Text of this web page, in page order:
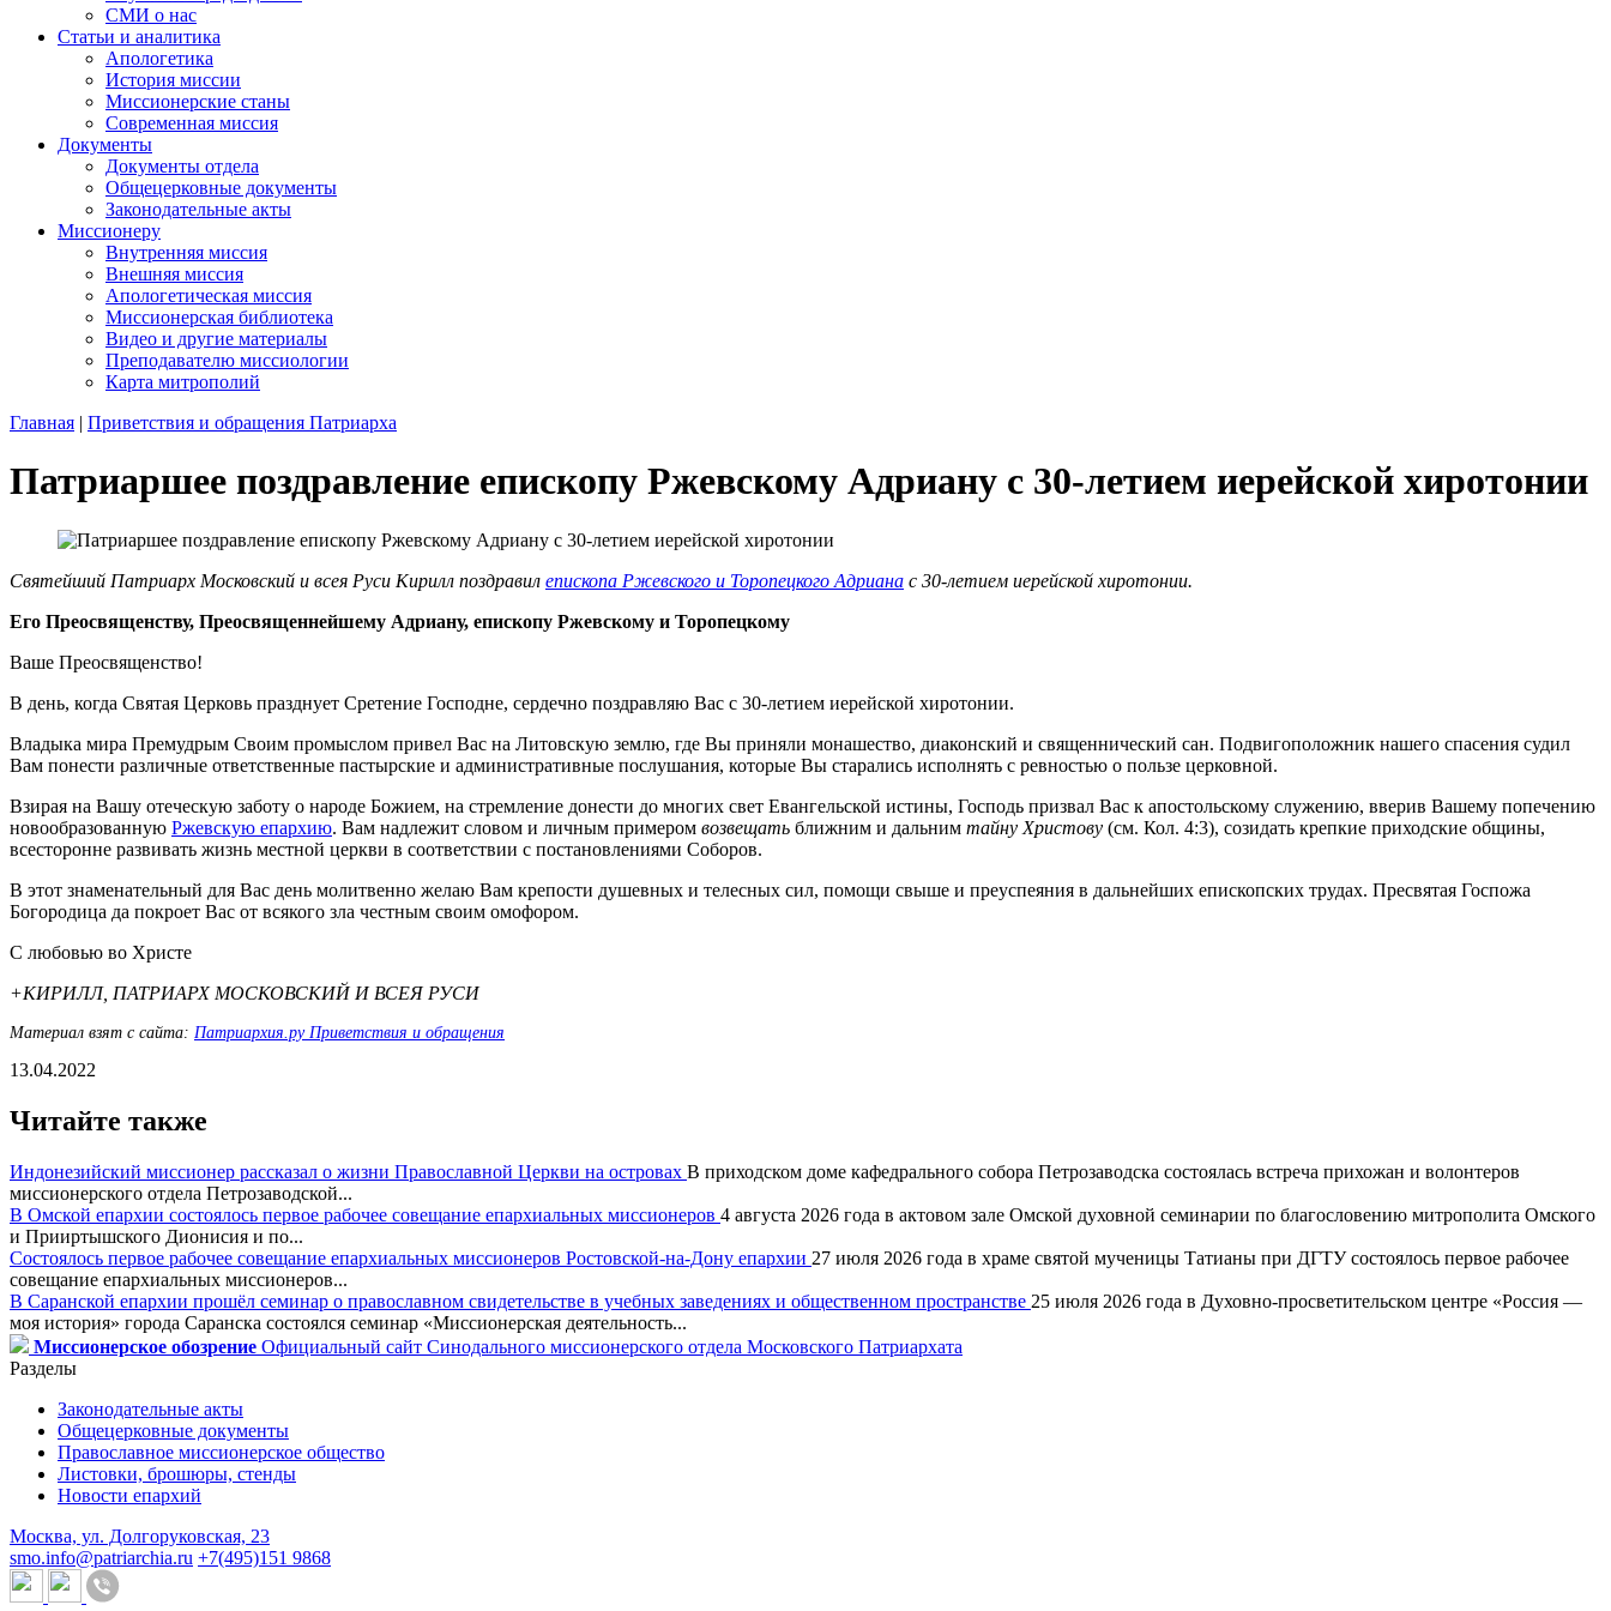
СМИ о нас
Статьи и аналитика
Апологетика
История миссии
Миссионерские станы
Современная миссия
Документы
Документы отдела
Общецерковные документы
Законодательные акты
Миссионеру
Внутренняя миссия
Внешняя миссия
Апологетическая миссия
Миссионерская библиотека
Видео и другие материалы
Преподавателю миссиологии
Карта митрополий
Главная | Приветствия и обращения Патриарха
Патриаршее поздравление епископу Ржевскому Адриану с 30-летием иерейской хиротонии
Святейший Патриарх Московский и всея Руси Кирилл поздравил епископа Ржевского и Торопецкого Адриана с 30-летием иерейской хиротонии.
Его Преосвященству, Преосвященнейшему Адриану, епископу Ржевскому и Торопецкому
Ваше Преосвященство!
В день, когда Святая Церковь празднует Сретение Господне, сердечно поздравляю Вас с 30-летием иерейской хиротонии.
Владыка мира Премудрым Своим промыслом привел Вас на Литовскую землю, где Вы приняли монашество, диаконский и священнический сан. Подвигоположник нашего спасения судил
Вам понести различные ответственные пастырские и административные послушания, которые Вы старались исполнять с ревностью о пользе церковной.
Взирая на Вашу отеческую заботу о народе Божием, на стремление донести до многих свет Евангельской истины, Господь призвал Вас к апостольскому служению, вверив Вашему попечению
новообразованную Ржевскую епархию. Вам надлежит словом и личным примером возвещать ближним и дальним тайну Христову (см. Кол. 4:3), созидать крепкие приходские общины,
всесторонне развивать жизнь местной церкви в соответствии с постановлениями Соборов.
В этот знаменательный для Вас день молитвенно желаю Вам крепости душевных и телесных сил, помощи свыше и преуспеяния в дальнейших епископских трудах. Пресвятая Госпожа
Богородица да покроет Вас от всякого зла честным своим омофором.
С любовью во Христе
+КИРИЛЛ, ПАТРИАРХ МОСКОВСКИЙ И ВСЕЯ РУСИ
Материал взят с сайта: Патриархия.ру Приветствия и обращения
13.04.2022
Читайте также
Индонезийский миссионер рассказал о жизни Православной Церкви на островах В приходском доме кафедрального собора Петрозаводска состоялась встреча прихожан и волонтеров
миссионерского отдела Петрозаводской...
В Омской епархии состоялось первое рабочее совещание епархиальных миссионеров 4 августа 2026 года в актовом зале Омской духовной семинарии по благословению митрополита Омского
и Прииртышского Дионисия и по...
Состоялось первое рабочее совещание епархиальных миссионеров Ростовской-на-Дону епархии 27 июля 2026 года в храме святой мученицы Татианы при ДГТУ состоялось первое рабочее
совещание епархиальных миссионеров...
В Саранской епархии прошёл семинар о православном свидетельстве в учебных заведениях и общественном пространстве 25 июля 2026 года в Духовно-просветительском центре «Россия —
моя история» города Саранска состоялся семинар «Миссионерская деятельность...
Миссионерское обозрение Официальный сайт Синодального миссионерского отдела Московского Патриархата
Разделы
Законодательные акты
Общецерковные документы
Православное миссионерское общество
Листовки, брошюры, стенды
Новости епархий
Москва, ул. Долгоруковская, 23
smo.info@patriarchia.ru +7(495)151 9868